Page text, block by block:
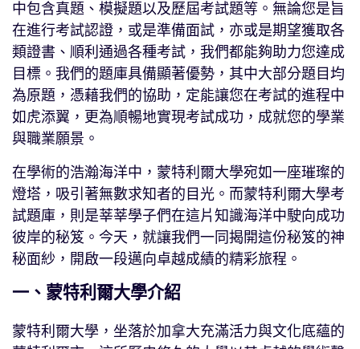
中包含真題、模擬題以及歷屆考試題等。無論您是旨
在進行考試認證，或是準備面試，亦或是期望獲取各
類證書、順利通過各種考試，我們都能夠助力您達成
目標。我們的題庫具備顯著優勢，其中大部分題目均
為原題，憑藉我們的協助，定能讓您在考試的進程中
如虎添翼，更為順暢地實現考試成功，成就您的學業
與職業願景。
在學術的浩瀚海洋中，蒙特利爾大學宛如一座璀璨的
燈塔，吸引著無數求知者的目光。而蒙特利爾大學考
試題庫，則是莘莘學子們在這片知識海洋中駛向成功
彼岸的秘笈。今天，就讓我們一同揭開這份秘笈的神
秘面紗，開啟一段邁向卓越成績的精彩旅程。
一、蒙特利爾大學介紹
蒙特利爾大學，坐落於加拿大充滿活力與文化底蘊的